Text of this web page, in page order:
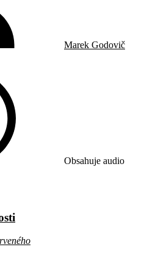
Marek Godovič
Obsahuje audio